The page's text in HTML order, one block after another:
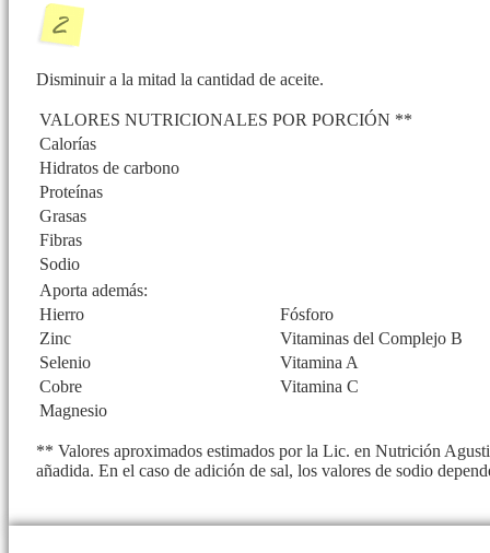
Disminuir a la mitad la cantidad de aceite.
VALORES NUTRICIONALES POR PORCIÓN **
Calorías
Hidratos de carbono
Proteínas
Grasas
Fibras
Sodio
Aporta además:
Hierro
Fósforo
Zinc
Vitaminas del Complejo B
Selenio
Vitamina A
Cobre
Vitamina C
Magnesio
** Valores aproximados estimados por la Lic. en Nutrición
añadida. En el caso de adición de sal, los valores de sodio